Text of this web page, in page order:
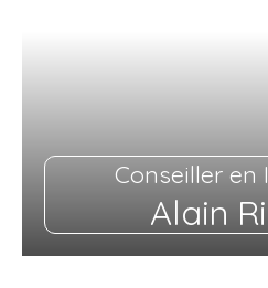
Conseiller en
Alain